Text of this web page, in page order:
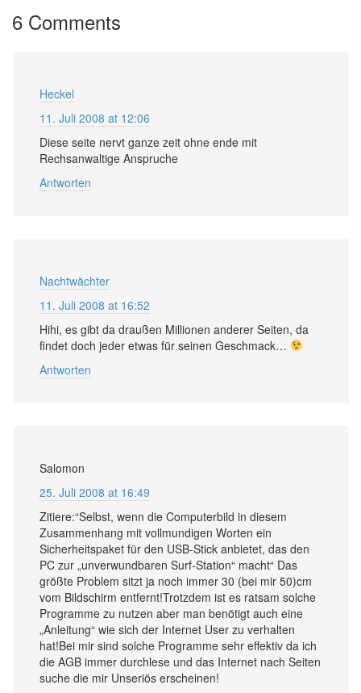
6 Comments
Heckel
11. Juli 2008 at 12:06
Diese seite nervt ganze zeit ohne ende mit
Rechsanwaltige Anspruche
Antworten
Nachtwächter
11. Juli 2008 at 16:52
Hihi, es gibt da draußen Millionen anderer Seiten, da
findet doch jeder etwas für seinen Geschmack…
Antworten
Salomon
25. Juli 2008 at 16:49
Zitiere:“Selbst, wenn die Computerbild in diesem
Zusammenhang mit vollmundigen Worten ein
Sicherheitspaket für den USB-Stick anbietet, das den
PC zur „unverwundbaren Surf-Station“ macht“ Das
größte Problem sitzt ja noch immer 30 (bei mir 50)cm
vom Bildschirm entfernt!Trotzdem ist es ratsam solche
Programme zu nutzen aber man benötigt auch eine
„Anleitung“ wie sich der Internet User zu verhalten
hat!Bei mir sind solche Programme sehr effektiv da ich
die AGB immer durchlese und das Internet nach Seiten
suche die mir Unseriös erscheinen!